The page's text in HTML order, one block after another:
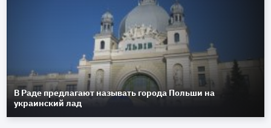
В Раде предлагают называть города Польши на
украинский лад